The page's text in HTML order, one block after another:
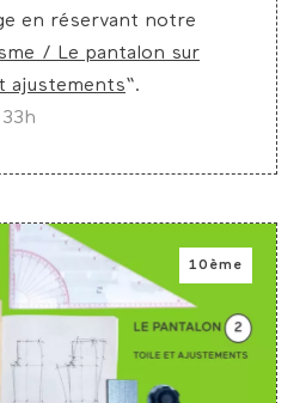
en réservant notre
/ Le pantalon sur
ajustements“.
3h
10ème